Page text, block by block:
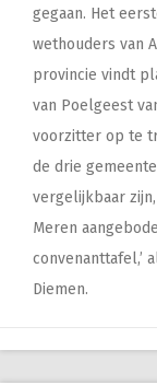
gegaan. Het
wethouders van
provincie vindt
van Poelgeest
voorzitter op te
de drie
vergelijkbaar
Meren
convenanttafel,’
Diemen.